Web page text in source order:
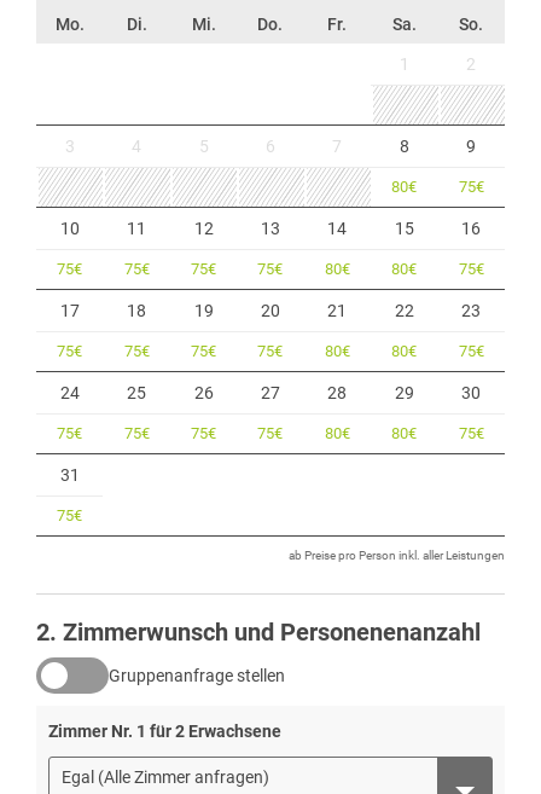
Mo. Di. Mi. Do. Fr. Sa. So.
1 2
3 4 5 6 7 8
80€
9
75€
10
75€
11
75€
12
75€
13
75€
14
80€
15
80€
16
75€
17
75€
18
75€
19
75€
20
75€
21
80€
22
80€
23
75€
24
75€
25
75€
26
75€
27
75€
28
80€
29
80€
30
75€
31
75€
ab Preise pro Person inkl. aller Leistungen
2. Zimmerwunsch und Personenenanzahl
Gruppenanfrage stellen
Zimmer Nr. 1 für2 Erwachsene
Egal (Alle Zimmer anfragen)